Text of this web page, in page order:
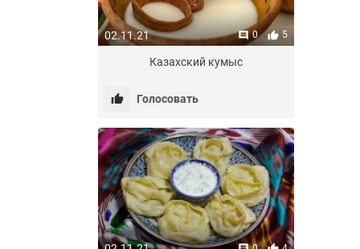
02.11.21 0 5
Казахский кумыс
Голосовать